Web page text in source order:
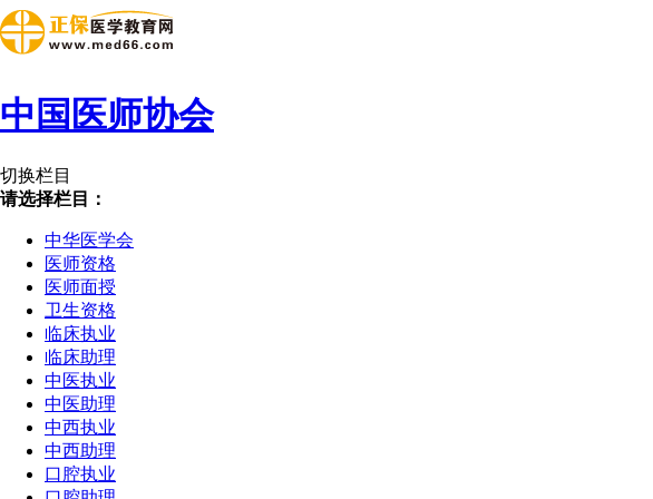
中国医师协会
切换栏目
请选择栏目：
中华医学会
医师资格
医师面授
卫生资格
临床执业
临床助理
中医执业
中医助理
中西执业
中西助理
口腔执业